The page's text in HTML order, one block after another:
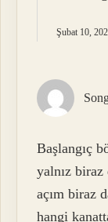
Şubat 10,
Başlangıç
yalnız biraz
açım biraz
hangi